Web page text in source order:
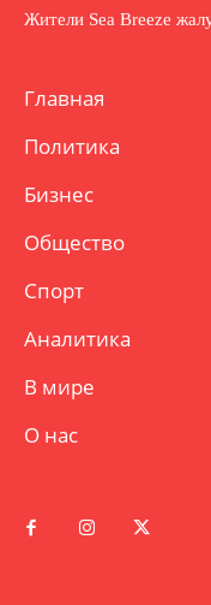
Жители Sea Breeze
Главная
Политика
Бизнес
Общество
Спорт
Аналитика
В мире
О нас